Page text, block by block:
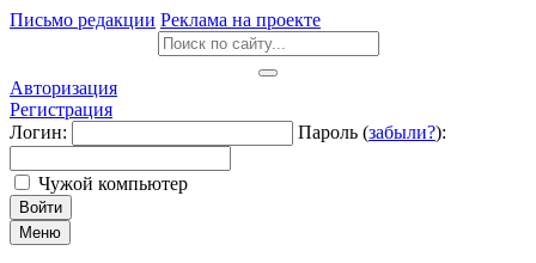
Письмо редакции Реклама на проекте
Авторизация
Регистрация
Логин:
Пароль (забыли?):
Чужой компьютер
Войти
Меню